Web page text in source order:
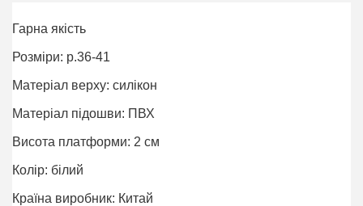
Гарна якість
Розміри: р.36-41
Матеріал верху: силікон
Матеріал підошви: ПВХ
Висота платформи: 2 см
Колір: білий
Країна виробник: Китай